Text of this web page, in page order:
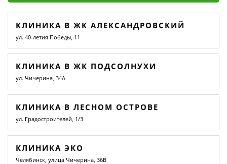
КЛИНИКА В ЖК АЛЕКСАНДРОВСКИЙ
ул. 40-летия Победы, 11
КЛИНИКА В ЖК ПОДСОЛНУХИ
ул. Чичерина, 34А
КЛИНИКА В ЛЕСНОМ ОСТРОВЕ
ул. Градостроителей, 1/3
КЛИНИКА ЭКО
Челябинск, улица Чичерина, 36В